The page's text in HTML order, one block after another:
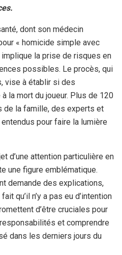
dont son médecin
« homicide simple avec
la prise de risques en
possibles. Le procès, qui
vise à établir si des
la mort du joueur. Plus de 120
de la famille, des experts et
pour faire la lumière
d’une attention particulière en
une figure emblématique.
demande des explications,
qu’il n’y a pas eu d’intention
d’être cruciales pour
et comprendre
dans les derniers jours du